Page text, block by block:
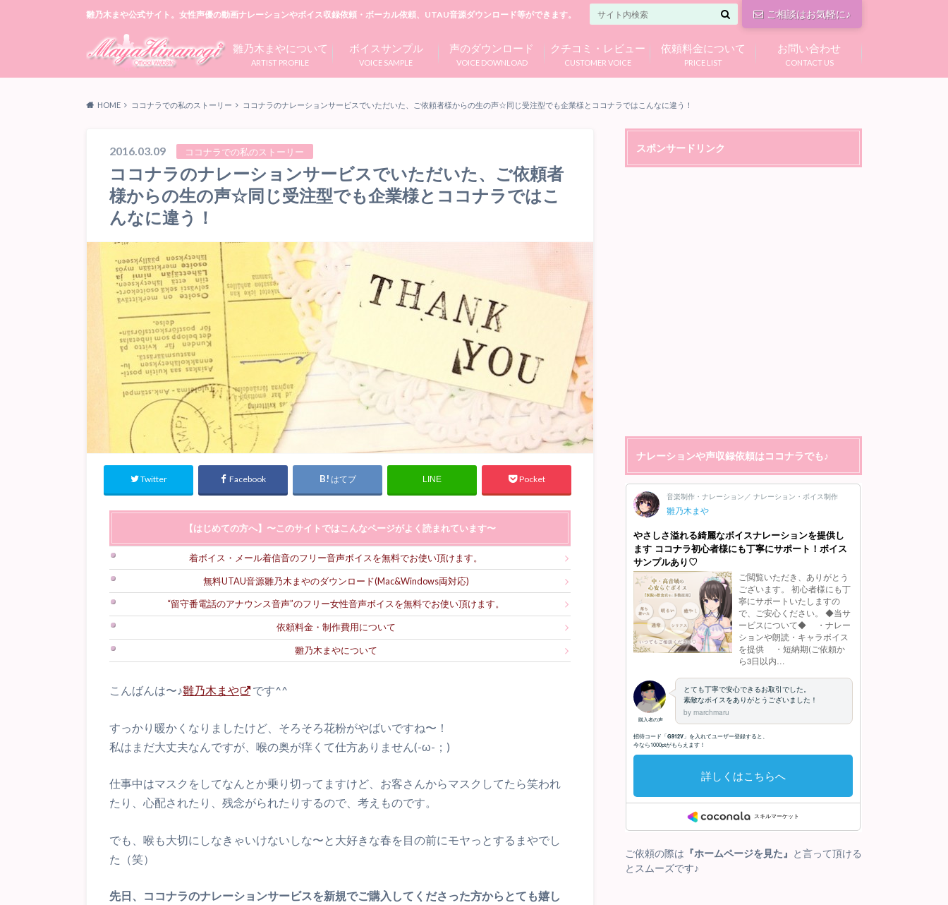
雛乃木まや公式サイト。女性声優の動画ナレーションやボイス収録依頼・ボーカル依頼、UTAU音源ダウンロード等ができます。 ご相談はお気軽に♪
ARTIST PROFILE
雛乃木まやについて
VOICE SAMPLE
ボイスサンプル
VOICE DOWNLOAD
声のダウンロード
CUSTOMER VOICE
クチコミ・レビュー
PRICE LIST
依頼料金について
CONTACT US
お問い合わせ
HOME ココナラでの私のストーリー ココナラのナレーションサービスでいただいた、ご依頼者様からの生の声☆同じ受注型でも企業様とココナラではこんなに違う！
2016.03.09 ココナラでの私のストーリー
ココナラのナレーションサービスでいただいた、ご依頼者
様からの生の声☆同じ受注型でも企業様とココナラではこ
んなに違う！
Twitter Facebook はてブ LINE Pocket
【はじめての方へ】〜このサイトではこんなページがよく読まれています〜
着ボイス・メール着信音のフリー音声ボイスを無料でお使い頂けます。
無料UTAU音源雛乃木まやのダウンロード(Mac&Windows両対応)
“留守番電話のアナウンス音声”のフリー女性音声ボイスを無料でお使い頂けます。
依頼料金・制作費用について
雛乃木まやについて
こんばんは〜♪雛乃木まや です^^
すっかり暖かくなりましたけど、そろそろ花粉がやばいですね〜！
私はまだ大丈夫なんですが、喉の奥が痒くて仕方ありません(-ω-；)
仕事中はマスクをしてなんとか乗り切ってますけど、お客さんからマスクしてたら笑われ
たり、心配されたり、残念がられたりするので、考えものです。
でも、喉も大切にしなきゃいけないしな〜と大好きな春を目の前にモヤっとするまやでし
た（笑）
先日、ココナラのナレーションサービスを新規でご購入してくださった方からとても嬉し
スポンサードリンク
ナレーションや声収録依頼はココナラでも♪
ご依頼の際は 『ホームページを見た』 と言って頂ける
とスムーズです♪